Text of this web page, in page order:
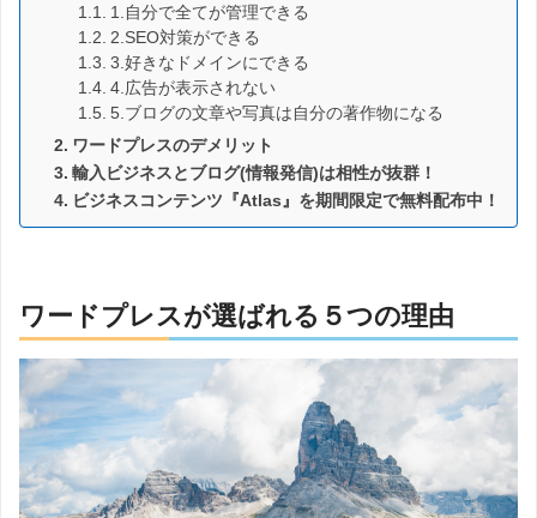
1.自分で全てが管理できる
2.SEO対策ができる
3.好きなドメインにできる
4.広告が表示されない
5.ブログの文章や写真は自分の著作物になる
ワードプレスのデメリット
輸入ビジネスとブログ(情報発信)は相性が抜群！
ビジネスコンテンツ『Atlas』を期間限定で無料配布中！
ワードプレスが選ばれる５つの理由